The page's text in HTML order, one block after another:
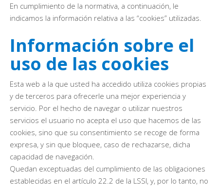
En cumplimiento de la normativa, a continuación, le
indicamos la información relativa a las “cookies” utilizadas.
Información sobre el
uso de las cookies
Esta web a la que usted ha accedido utiliza cookies propias
y de terceros para ofrecerle una mejor experiencia y
servicio. Por el hecho de navegar o utilizar nuestros
servicios el usuario no acepta el uso que hacemos de las
cookies, sino que su consentimiento se recoge de forma
expresa, y sin que bloquee, caso de rechazarse, dicha
capacidad de navegación.
Quedan exceptuadas del cumplimiento de las obligaciones
establecidas en el artículo 22.2 de la LSSI, y, por lo tanto, no